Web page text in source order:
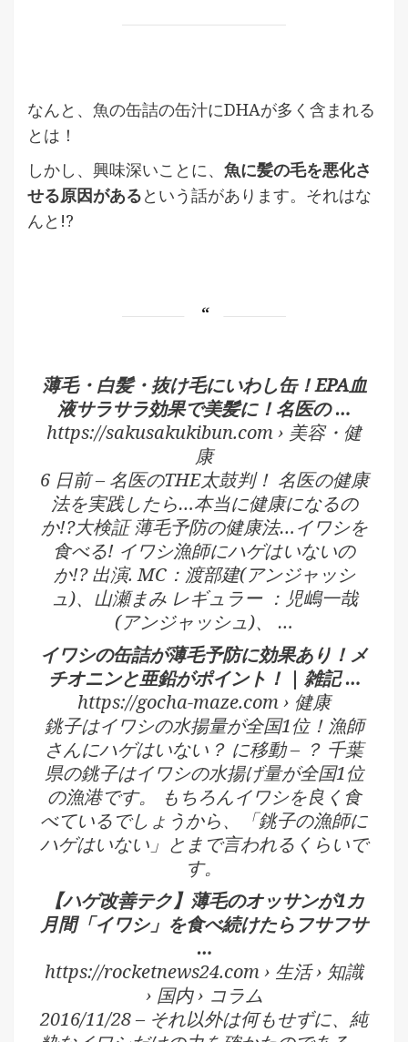
なんと、魚の缶詰の缶汁にDHAが多く含まれる
とは！
しかし、興味深いことに、 魚に髪の毛を悪化さ
せる原因があるという話があります。それはな
んと!?
薄毛・白髪・抜け毛にいわし缶！EPA血
液サラサラ効果で美髪に！名医の …
https://sakusakukibun.com › 美容・健
康
6 日前 – 名医のTHE太鼓判！ 名医の健康
法を実践したら…本当に健康になるの
か!?大検証 薄毛予防の健康法…イワシを
食べる! イワシ漁師にハゲはいないの
か!? 出演. MC：渡部建(アンジャッシ
ュ)、山瀬まみ レギュラー ：児嶋一哉
(アンジャッシュ)、 …
イワシの缶詰が薄毛予防に効果あり！メ
チオニンと亜鉛がポイント！ | 雑記 …
https://gocha-maze.com › 健康
銚子はイワシの水揚量が全国1位！漁師
さんにハゲはいない？ に移動 – ？ 千葉
県の銚子はイワシの水揚げ量が全国1位
の漁港です。 もちろんイワシを良く食
べているでしょうから、「銚子の漁師に
ハゲはいない」とまで言われるくらいで
す。
【ハゲ改善テク】薄毛のオッサンが1カ
月間「イワシ」を食べ続けたらフサフサ
…
https://rocketnews24.com › 生活 › 知識
› 国内 › コラム
2016/11/28 – それ以外は何もせずに、純